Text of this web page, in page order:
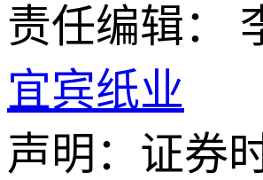
责任编辑：
宜宾纸业
声明：证券